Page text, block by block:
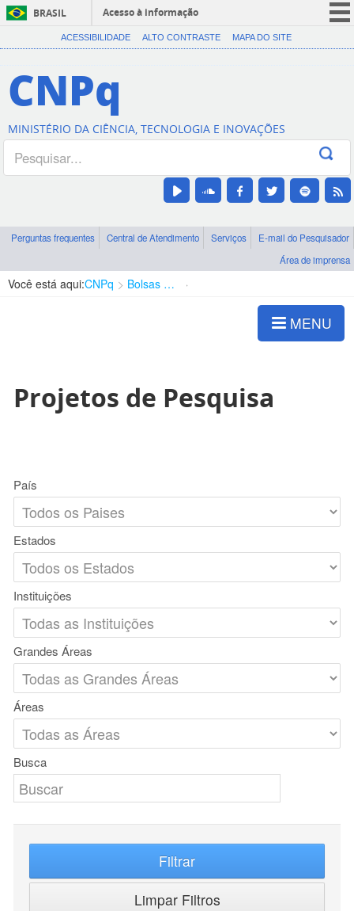
BRASIL
Acesso à informação
CORONAVÍRUS (COVID-19)
Canais
ACESSIBILIDADE ALTO CONTRASTE MAPA DO SITE
CNPq
MINISTÉRIO DA CIÊNCIA, TECNOLOGIA E INOVAÇÕES
Perguntas frequentes Central de Atendimento Serviços
E-mail do Pesquisador
Área de imprensa
Você está aqui:CNPq Bolsas e Auxílios Vigentes
MENU
Projetos de Pesquisa
País
Estados
Instituições
Grandes Áreas
Áreas
Busca
Filtrar
Limpar Filtros